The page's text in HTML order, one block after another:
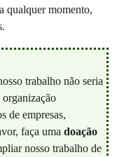
qualquer momento,
trabalho não seria
de empresas,
faça uma doação
nosso trabalho de